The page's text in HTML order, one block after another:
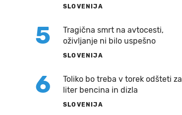
SLOVENIJA
5
Tragična smrt na avtocesti,
oživljanje ni bilo uspešno
SLOVENIJA
6
Toliko bo treba v torek odšteti za
liter bencina in dizla
SLOVENIJA